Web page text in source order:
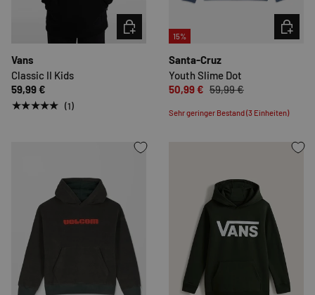
Vans
Classic II Kids
59,99 €
★★★★★ (1)
OPTIONEN AUSWÄHLEN
15%
Santa-Cruz
Youth Slime Dot
50,99 € 59,99 €
Sehr geringer Bestand (3 Einheiten)